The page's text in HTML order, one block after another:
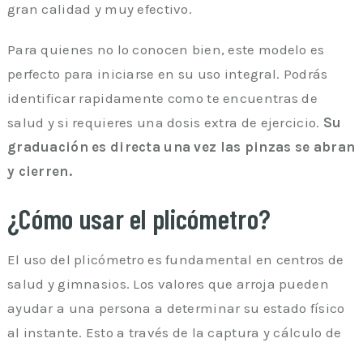
gran calidad y muy efectivo.
Para quienes no lo conocen bien, este modelo es
perfecto para iniciarse en su uso integral. Podrás
identificar rapidamente como te encuentras de
salud y si requieres una dosis extra de ejercicio. Su
graduación es directa una vez las pinzas se abran
y cierren.
¿Cómo usar el plicómetro?
El uso del plicómetro es fundamental en centros de
salud y gimnasios. Los valores que arroja pueden
ayudar a una persona a determinar su estado físico
al instante. Esto a través de la captura y cálculo de